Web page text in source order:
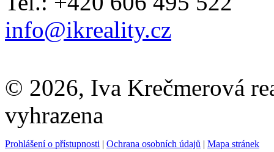
info@ikreality.cz
© 2026, Iva Krečmerová
vyhrazena
Prohlášení o přístupnosti | Ochrana osobních údajů | Mapa stránek